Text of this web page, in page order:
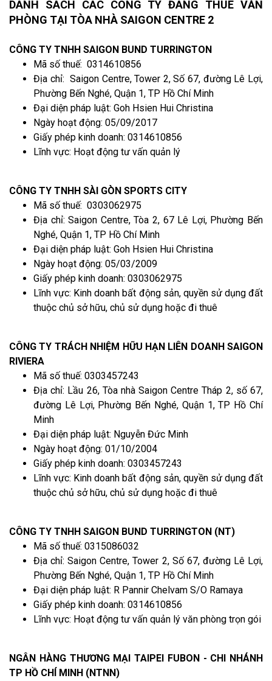
DANH SÁCH CÁC CÔNG TY ĐANG THUÊ VĂN
PHÒNG TẠI TÒA NHÀ SAIGON CENTRE 2
CÔNG TY TNHH SAIGON BUND TURRINGTON
Mã số thuế: 0314610856
Địa chỉ: Saigon Centre, Tower 2, Số 67, đường Lê Lợi,
Phường Bến Nghé, Quận 1, TP Hồ Chí Minh
Đại diện pháp luật: Goh Hsien Hui Christina
Ngày hoạt động: 05/09/2017
Giấy phép kinh doanh: 0314610856
Lĩnh vực: Hoạt động tư vấn quản lý
CÔNG TY TNHH SÀI GÒN SPORTS CITY
Mã số thuế: 0303062975
Địa chỉ: Saigon Centre, Tòa 2, 67 Lê Lợi, Phường Bến
Nghé, Quận 1, TP Hồ Chí Minh
Đại diện pháp luật: Goh Hsien Hui Christina
Ngày hoạt động: 05/03/2009
Giấy phép kinh doanh: 0303062975
Lĩnh vực: Kinh doanh bất động sản, quyền sử dụng đất
thuộc chủ sở hữu, chủ sử dụng hoặc đi thuê
CÔNG TY TRÁCH NHIỆM HỮU HẠN LIÊN DOANH SAIGON
RIVIERA
Mã số thuế: 0303457243
Địa chỉ: Lầu 26, Tòa nhà Saigon Centre Tháp 2, số 67,
đường Lê Lợi, Phường Bến Nghé, Quận 1, TP Hồ Chí
Minh
Đại diện pháp luật: Nguyễn Đức Minh
Ngày hoạt động: 01/10/2004
Giấy phép kinh doanh: 0303457243
Lĩnh vực: Kinh doanh bất động sản, quyền sử dụng đất
thuộc chủ sở hữu, chủ sử dụng hoặc đi thuê
CÔNG TY TNHH SAIGON BUND TURRINGTON (NT)
Mã số thuế: 0315086032
Địa chỉ: Saigon Centre, Tower 2, Số 67, đường Lê Lợi,
Phường Bến Nghé, Quận 1, TP Hồ Chí Minh
Đại diện pháp luật: R Pannir Chelvam S/O Ramaya
Giấy phép kinh doanh: 0314610856
Lĩnh vực: Hoạt động tư vấn quản lý văn phòng trọn gói
NGÂN HÀNG THƯƠNG MẠI TAIPEI FUBON - CHI NHÁNH
TP HỒ CHÍ MINH (NTNN)